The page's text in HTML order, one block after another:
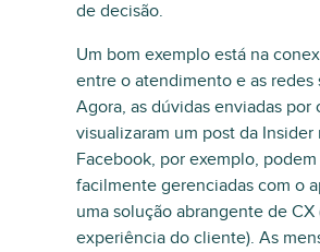
de decisão.
Um bom exemplo está na
entre o atendimento e as redes
Agora, as dúvidas enviadas por
visualizaram um post da Insider
Facebook, por exemplo, podem
facilmente gerenciadas com o
uma solução abrangente de CX
experiência do cliente). As